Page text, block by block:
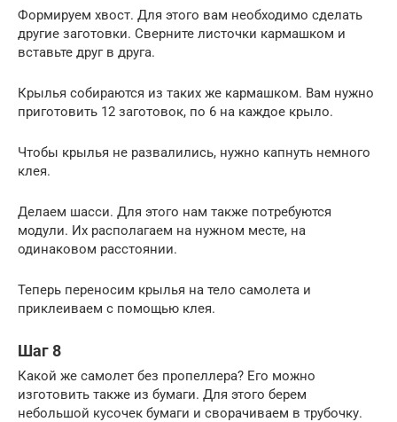
Формируем хвост. Для этого вам необходимо сделать
другие заготовки. Сверните листочки кармашком и
вставьте друг в друга.
Крылья собираются из таких же кармашком. Вам нужно
приготовить 12 заготовок, по 6 на каждое крыло.
Чтобы крылья не развалились, нужно капнуть немного
клея.
Делаем шасси. Для этого нам также потребуются
модули. Их располагаем на нужном месте, на
одинаковом расстоянии.
Теперь переносим крылья на тело самолета и
приклеиваем с помощью клея.
Шаг 8
Какой же самолет без пропеллера? Его можно
изготовить также из бумаги. Для этого берем
небольшой кусочек бумаги и сворачиваем в трубочку.